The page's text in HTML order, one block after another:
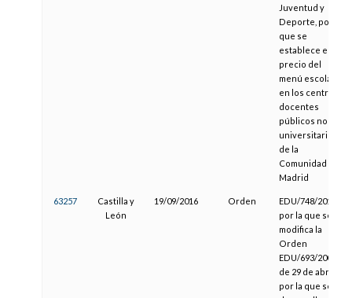
Juventud y
Deporte, por la
que se
establece el
precio del
menú escolar
en los centros
docentes
públicos no
universitarios
de la
Comunidad de
Madrid
63257
Castilla y
León
19/09/2016 Orden
EDU/748/2016,
por la que se
modifica la
Orden
EDU/693/2008,
de 29 de abril,
por la que se